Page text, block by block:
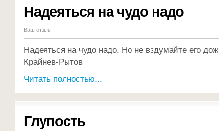
Надеяться на чудо надо
Ваш отзыв
Надеяться на чудо надо. Но не вздумайте его
Крайнев-Рытов
Читать полностью...
Глупость